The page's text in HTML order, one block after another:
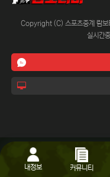
Copyright (C) 스포츠중계 람보
실시간
내정보 커뮤니티